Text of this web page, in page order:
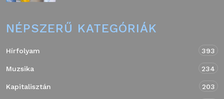
NÉPSZERŰ KATEGÓRIÁK
Hírfolyam 393
Muzsika 234
Kapitalisztán 203